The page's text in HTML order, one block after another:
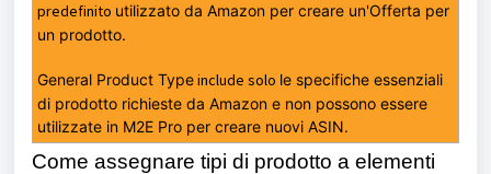
predefinito utilizzato da Amazon per creare un'Offerta per
un prodotto.
General Product Typeinclude solo le specifiche essenziali
di prodotto richieste da Amazon e non possono essere
utilizzate in M2E Pro per creare nuovi ASIN.
Come assegnare tipi di prodotto a elementi